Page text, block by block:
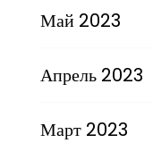
Май 2023
Апрель 2023
Март 2023